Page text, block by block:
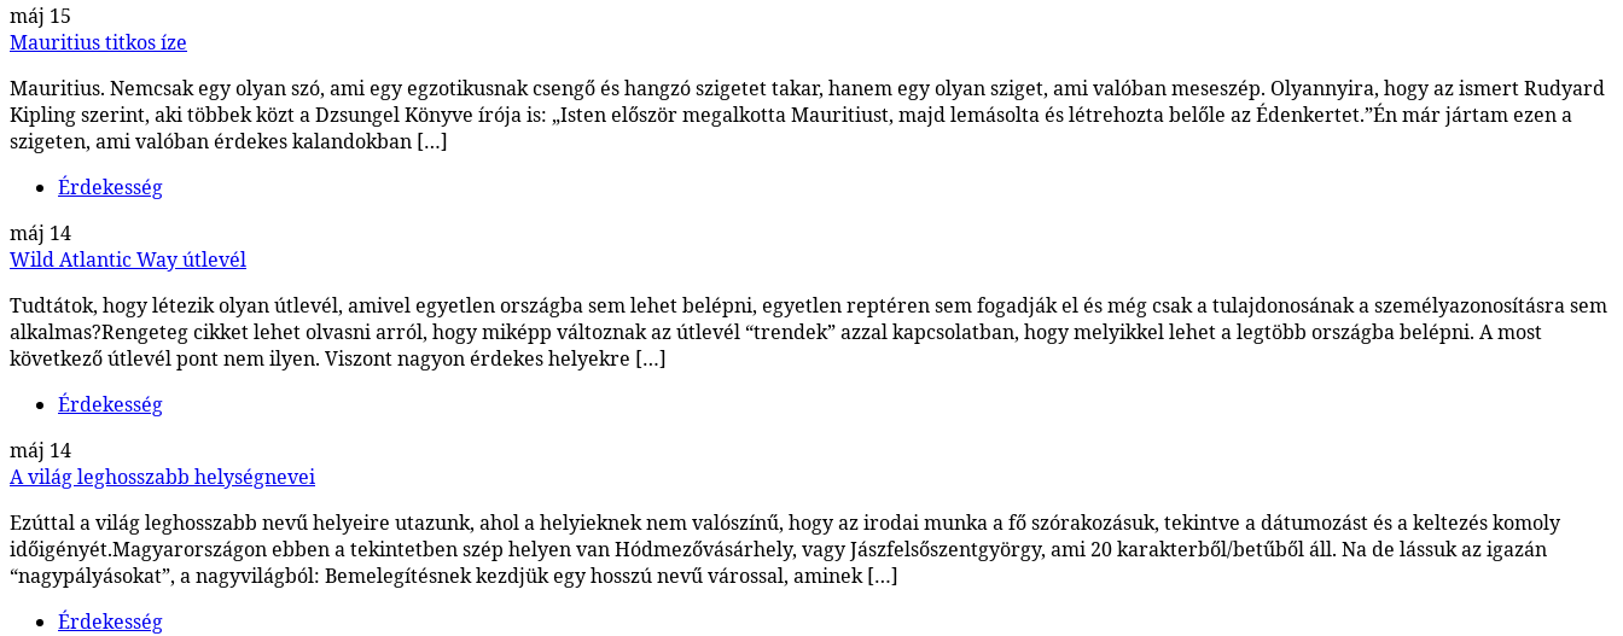
máj 15
Mauritius titkos íze
Mauritius. Nemcsak egy olyan szó, ami egy egzotikusnak csengő és hangzó szigetet takar, hanem egy olyan sziget, ami valóban meseszép. Olyannyira, hogy az ismert Rudyard
Kipling szerint, aki többek közt a Dzsungel Könyve írója is: „Isten először megalkotta Mauritiust, majd lemásolta és létrehozta belőle az Édenkertet.”Én már jártam ezen a
szigeten, ami valóban érdekes kalandokban […]
Érdekesség
máj 14
Wild Atlantic Way útlevél
Tudtátok, hogy létezik olyan útlevél, amivel egyetlen országba sem lehet belépni, egyetlen reptéren sem fogadják el és még csak a tulajdonosának a személyazonosításra sem
alkalmas?Rengeteg cikket lehet olvasni arról, hogy miképp változnak az útlevél “trendek” azzal kapcsolatban, hogy melyikkel lehet a legtöbb országba belépni. A most
következő útlevél pont nem ilyen. Viszont nagyon érdekes helyekre […]
Érdekesség
máj 14
A világ leghosszabb helységnevei
Ezúttal a világ leghosszabb nevű helyeire utazunk, ahol a helyieknek nem valószínű, hogy az irodai munka a fő szórakozásuk, tekintve a dátumozást és a keltezés komoly
időigényét.Magyarországon ebben a tekintetben szép helyen van Hódmezővásárhely, vagy Jászfelsőszentgyörgy, ami 20 karakterből/betűből áll. Na de lássuk az igazán
“nagypályásokat”, a nagyvilágból: Bemelegítésnek kezdjük egy hosszú nevű várossal, aminek […]
Érdekesség